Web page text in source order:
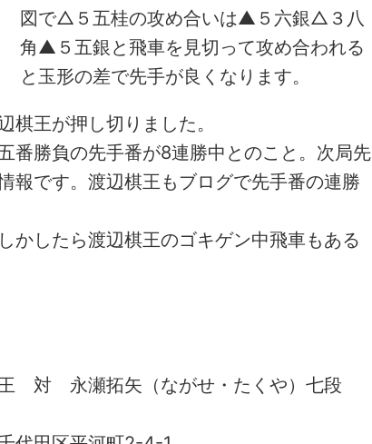
図で△５五桂の攻め合いは▲５六銀△３八
角▲５五銀と飛車を見切って攻め合われる
と玉形の差で先手が良くなります。
棋王が押し切りました。
番勝負の先手番が8連勝中とのこと。次局先
報です。渡辺棋王もブログで先手番の連勝
かしたら渡辺棋王のゴキゲン中飛車もある
対 永瀬拓矢（ながせ・たくや）七段